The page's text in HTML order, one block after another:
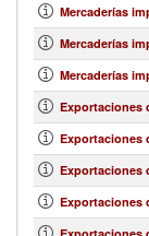
Mercaderías
Mercaderías
Mercaderías
Exportaciones
Exportaciones
Exportaciones
Exportaciones